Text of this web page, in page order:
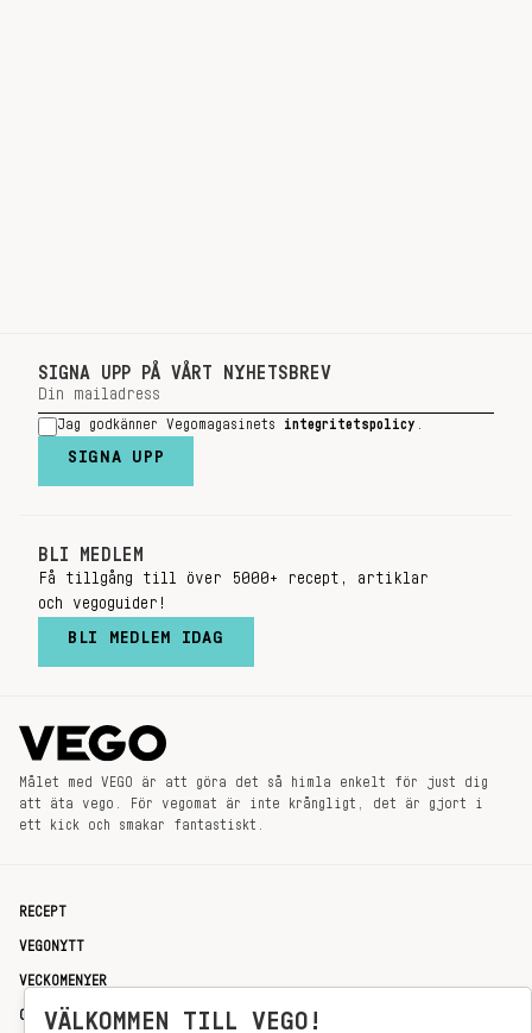
SIGNA UPP PÅ VÅRT NYHETSBREV
Jag godkänner Vegomagasinets integritetspolicy
SIGNA UPP
BLI MEDLEM
Få tillgång till över 5000+ recept, artiklar
och vegoguider!
BLI MEDLEM IDAG
Målet med VEGO är att göra det så himla enkelt för just dig
att äta vego. För vegomat är inte krångligt, det är gjort i
ett kick och smakar fantastiskt.
RECEPT
VEGONYTT
VECKOMENYER
OM OSSVÄLKOMMEN TILL VEGO!